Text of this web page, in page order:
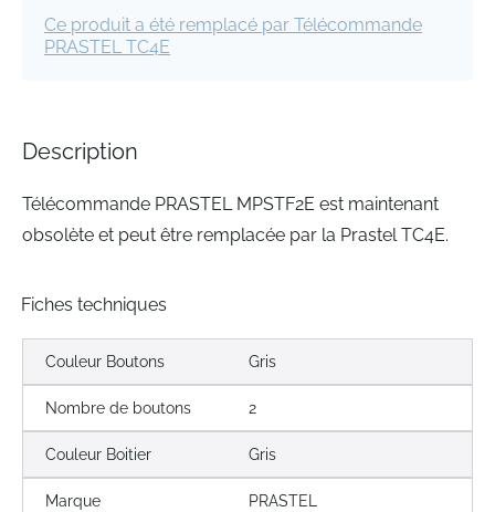
Ce produit a été remplacé par Télécommande
PRASTEL TC4E
Description
Télécommande PRASTEL MPSTF2E est maintenant
obsolète et peut être remplacée par la Prastel TC4E.
Fiches techniques
Couleur Boutons Gris
Nombre de boutons 2
Couleur Boitier Gris
Marque PRASTEL